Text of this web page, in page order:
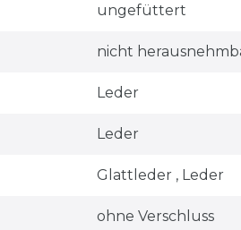
ungefüttert
nicht
Leder
Leder
Glattleder , Leder
ohne Verschluss